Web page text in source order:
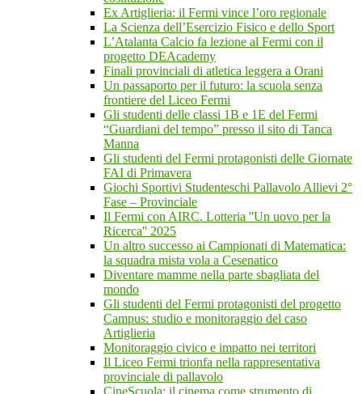
Ex Artiglieria: il Fermi vince l’oro regionale
La Scienza dell’Esercizio Fisico e dello Sport
L’Atalanta Calcio fa lezione al Fermi con il
progetto DEAcademy
Finali provinciali di atletica leggera a Orani
Un passaporto per il futuro: la scuola senza
frontiere del Liceo Fermi
Gli studenti delle classi 1B e 1E del Fermi
“Guardiani del tempo” presso il sito di Tanca
Manna
Gli studenti del Fermi protagonisti delle Giornate
FAI di Primavera
Giochi Sportivi Studenteschi Pallavolo Allievi 2°
Fase – Provinciale
Il Fermi con AIRC. Lotteria ''Un uovo per la
Ricerca'' 2025
Un altro successo ai Campionati di Matematica:
la squadra mista vola a Cesenatico
Diventare mamme nella parte sbagliata del
mondo
Gli studenti del Fermi protagonisti del progetto
Campus: studio e monitoraggio del caso
Artiglieria
Monitoraggio civico e impatto nei territori
Il Liceo Fermi trionfa nella rappresentativa
provinciale di pallavolo